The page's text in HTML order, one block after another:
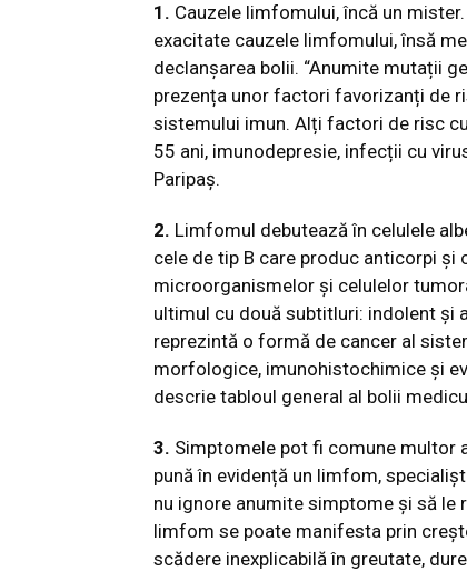
1. Cauzele limfomului, încă un
exacitate cauzele limfomului, însă
declanșarea bolii. “Anumite mutații
prezența unor factori favorizanți de
sistemului imun. Alți factori de risc
55 ani, imunodepresie, infecții cu
Paripaș.
2. Limfomul debutează în celulele
cele de tip B care produc anticorpi și
microorganismelor și celulelor
ultimul cu două subtitluri: indolent și
reprezintă o formă de cancer al
morfologice, imunohistochimice și
descrie tabloul general al bolii
3. Simptomele pot fi comune multor
pună în evidență un limfom,
nu ignore anumite simptome și să
limfom se poate manifesta prin
scădere inexplicabilă în greutate,